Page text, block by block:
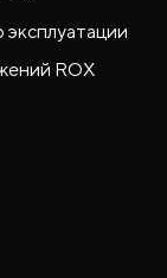
эксплуатации
ROX